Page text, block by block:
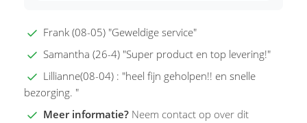
Frank (08-05) "Geweldige service"
Samantha (26-4) "Super product en top levering!"
Lillianne(08-04) : "heel fijn geholpen!! en snelle
bezorging. "
Meer informatie? Neem contact op over dit